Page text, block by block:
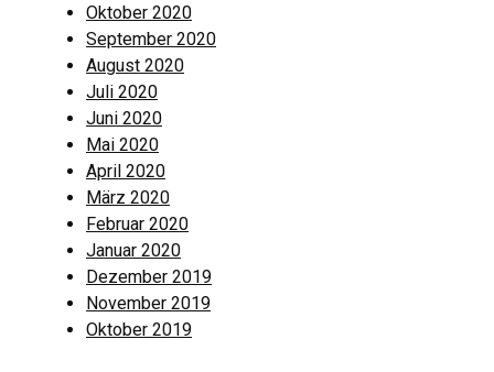
Oktober 2020
September 2020
August 2020
Juli 2020
Juni 2020
Mai 2020
April 2020
März 2020
Februar 2020
Januar 2020
Dezember 2019
November 2019
Oktober 2019